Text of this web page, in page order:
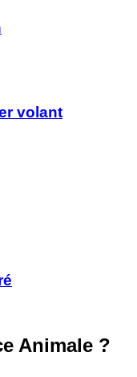
volant
Animale ?